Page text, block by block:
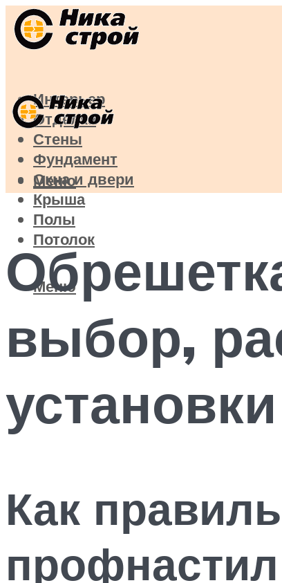
Интерьер
Отделка
Стены
Фундамент
Окна и двери
Крыша
Полы
Потолок
Меню
Меню
выбор,
установки
Как
профнастил